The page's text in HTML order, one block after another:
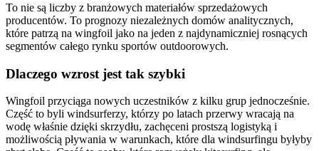
To nie są liczby z branżowych materiałów sprzedażowych
producentów. To prognozy niezależnych domów analitycznych,
które patrzą na wingfoil jako na jeden z najdynamiczniej rosnących
segmentów całego rynku sportów outdoorowych.
Dlaczego wzrost jest tak szybki
Wingfoil przyciąga nowych uczestników z kilku grup jednocześnie.
Część to byli windsurferzy, którzy po latach przerwy wracają na
wodę właśnie dzięki skrzydłu, zachęceni prostszą logistyką i
możliwością pływania w warunkach, które dla windsurfingu byłyby